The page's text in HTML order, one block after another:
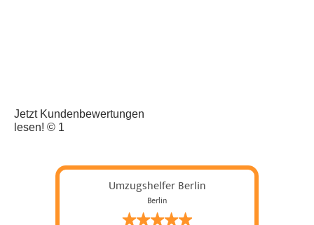
Jetzt Kundenbewertungen
lesen! © 1
Umzugshelfer Berlin
Berlin